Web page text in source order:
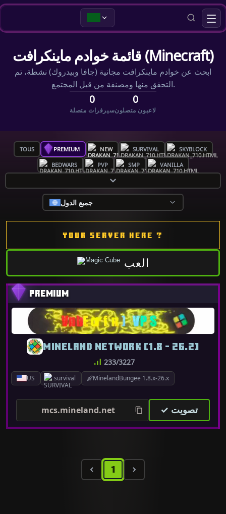
قائمة خوادم ماينكرافت (Minecraft)
ابحث عن خوادم ماينكرافت مجانية (جافا وبيدروك) نشطة، تم
التحقق منها ومصنفة من قبل المجتمع.
0
سيرفرات متصلة
0
لاعبون متصلون
TOUS PREMIUM NEW SURVIVAL SKYBLOCK
BEDWARS PVP SMP VANILLA
جميع الدول
YOUR SERVER HERE ?
العب
US survival MinelandBungee 1.8.x-26.x
MINELAND NETWORK [1.8 - 26.2]
233/3227
mcs.mineland.net ✓ تصويت
1